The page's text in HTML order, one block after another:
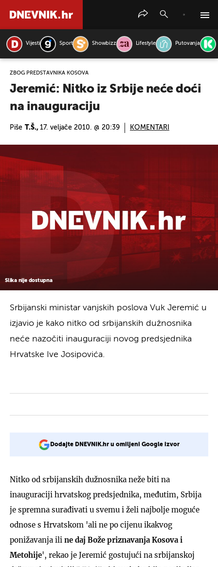
Vijesti Sport Showbizz Lifestyle Putovanja
ZBOG PREDSTAVNIKA KOSOVA
Jeremić: Nitko iz Srbije neće doći
na inauguraciju
Piše T.Š., 17. veljače 2010. @ 20:39 KOMENTARI
Slika nije dostupna
Srbijanski ministar vanjskih poslova Vuk Jeremić u
izjavio je kako nitko od srbijanskih dužnosnika
neće nazočiti inauguraciji novog predsjednika
Hrvatske Ive Josipovića.
Dodajte DNEVNIK.hr u omiljeni Google izvor
Nitko od srbijanskih dužnosnika neže biti na
inauguraciji hrvatskog predsjednika, međutim, Srbija
je spremna surađivati u svemu i želi najbolje moguće
odnose s Hrvatskom 'ali ne po cijenu ikakvog
ponižavanja ili ne daj Bože priznavanja Kosova i
Metohije', rekao je Jeremić gostujući na srbijanskoj
PRETRAŽITE VIJESTI